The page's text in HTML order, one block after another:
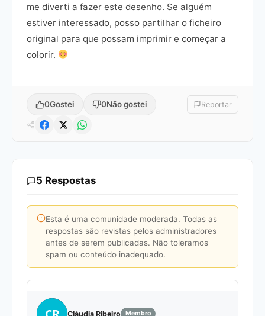
me diverti a fazer este desenho. Se alguém
estiver interessado, posso partilhar o ficheiro
original para que possam imprimir e começar a
colorir.
0Gostei 0Não gostei Reportar
5 Respostas
Esta é uma comunidade moderada. Todas as
respostas são revistas pelos administradores
antes de serem publicadas. Não toleramos
spam ou conteúdo inadequado.
Cláudia Ribeiro Membro